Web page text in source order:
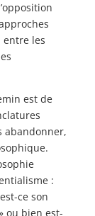
entre les
est de
abandonner,
:
ce son
ou bien est-